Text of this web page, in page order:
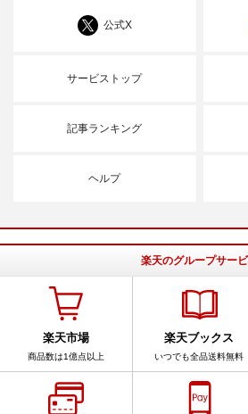
公式X
サービストップ
記事ランキング
ヘルプ
楽天のグループサー
楽天市場
商品数は1億点以上
楽天ブックス
いつでも全品送料無料